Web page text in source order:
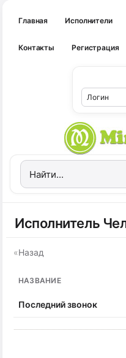
Главная Исполнители
Контакты Регистрация
Исполнитель
«Назад
НАЗВАНИЕ
Последний звонок